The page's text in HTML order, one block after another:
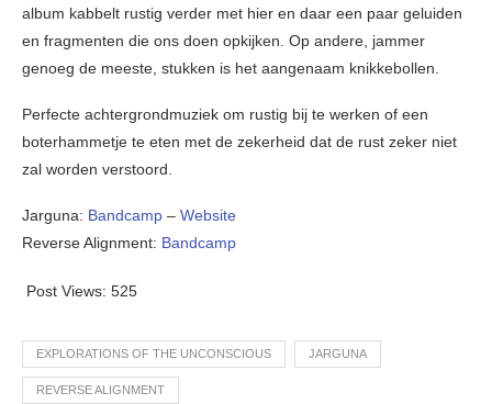
album kabbelt rustig verder met hier en daar een paar geluiden
en fragmenten die ons doen opkijken. Op andere, jammer
genoeg de meeste, stukken is het aangenaam knikkebollen.
Perfecte achtergrondmuziek om rustig bij te werken of een
boterhammetje te eten met de zekerheid dat de rust zeker niet
zal worden verstoord.
Jarguna: Bandcamp – Website
Reverse Alignment: Bandcamp
Post Views: 525
EXPLORATIONS OF THE UNCONSCIOUS JARGUNA
REVERSE ALIGNMENT